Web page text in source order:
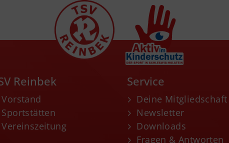
Reinbek
Vorstand
Sportstätten
Vereinszeitung
Service
Deine Mitgliedschaft
Newsletter
Downloads
Fragen & Antworten